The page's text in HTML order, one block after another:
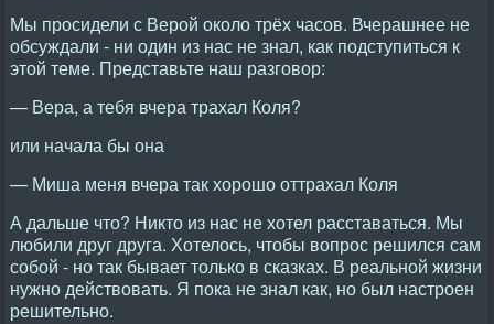
Мы просидели с Верой около трёх часов. Вчерашнее не
обсуждали - ни один из нас не знал, как подступиться к
этой теме. Представьте наш разговор:
— Вера, а тебя вчера трахал Коля?
или начала бы она
— Миша меня вчера так хорошо оттрахал Коля
А дальше что? Никто из нас не хотел расставаться. Мы
любили друг друга. Хотелось, чтобы вопрос решился сам
собой - но так бывает только в сказках. В реальной жизни
нужно действовать. Я пока не знал как, но был настроен
решительно.